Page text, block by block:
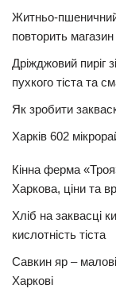
Житньо-
повторить магазин
Дріжджовий пиріг
пухкого тіста та
Як зробити
Харків 602
Кінна ферма
Харкова, ціни та
Хліб на заквасці
кислотність тіста
Савкин яр –
Харкові